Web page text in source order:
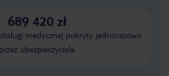
689 420 zł
medycznej pokryty jednorazowo
przez ubezpieczyciela